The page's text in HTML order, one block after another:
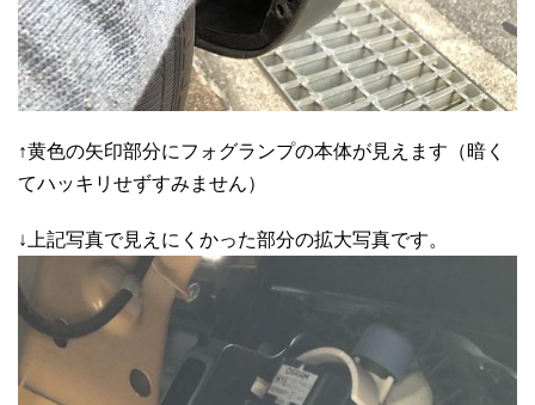
↑黄色の矢印部分にフォグランプの本体が見えます（暗く
てハッキリせずすみません）
↓上記写真で見えにくかった部分の拡大写真です。